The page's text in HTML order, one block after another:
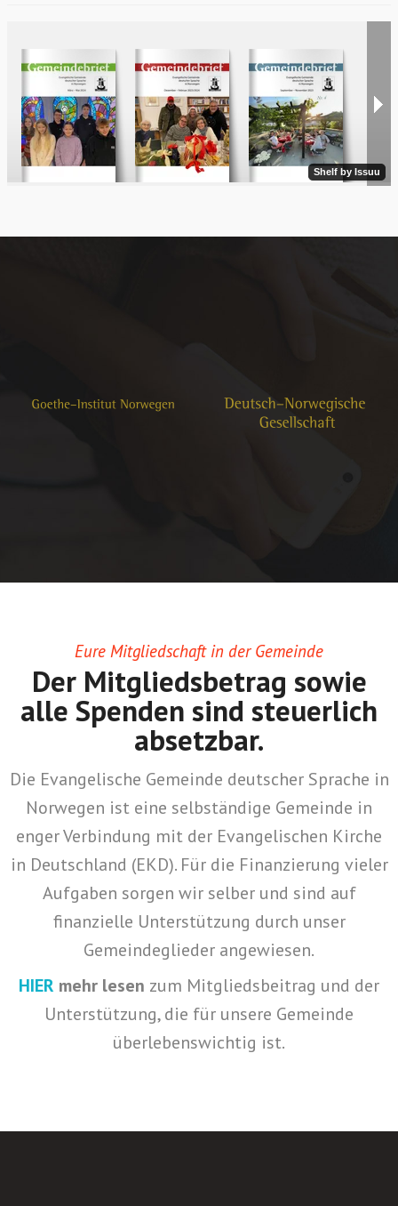
Eure Mitgliedschaft in der Gemeinde
Der Mitgliedsbetrag sowie
alle Spenden sind steuerlich
absetzbar.
Die Evangelische Gemeinde deutscher Sprache in
Norwegen ist eine selbständige Gemeinde in
enger Verbindung mit der Evangelischen Kirche
in Deutschland (EKD). Für die Finanzierung vieler
Aufgaben sorgen wir selber und sind auf
finanzielle Unterstützung durch unser
Gemeindeglieder angewiesen.
HIER mehr lesen zum Mitgliedsbeitrag und der
Unterstützung, die für unsere Gemeinde
überlebenswichtig ist.